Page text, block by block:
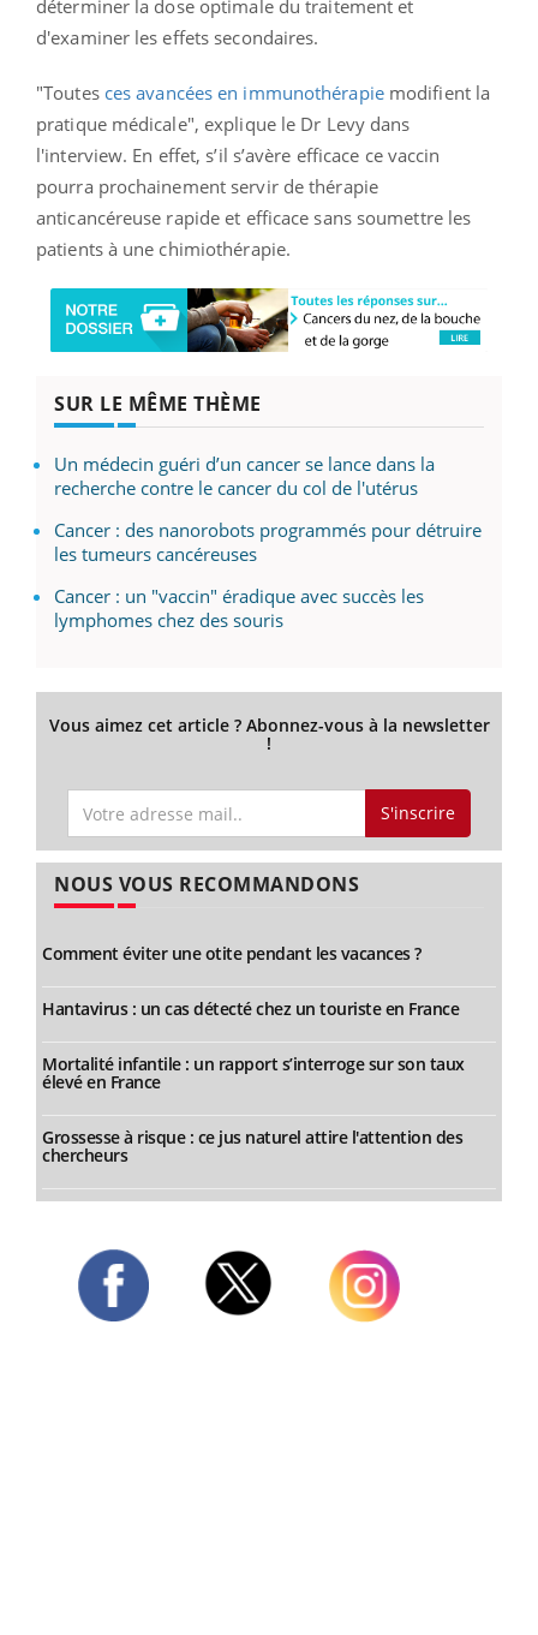
déterminer la dose optimale du traitement et
d'examiner les effets secondaires.
"Toutes ces avancées en immunothérapiemodifient la
pratique médicale", explique le Dr Levy dans
l'interview. En effet, s’il s’avère efficace ce vaccin
pourra prochainement servir de thérapie
anticancéreuse rapide et efficace sans soumettre les
patients à une chimiothérapie.
SUR LE MÊME THÈME
Un médecin guéri d’un cancer se lance dans la
recherche contre le cancer du col de l'utérus
Cancer : des nanorobots programmés pour détruire
les tumeurs cancéreuses
Cancer : un "vaccin" éradique avec succès les
lymphomes chez des souris
Vous aimez cet article ? Abonnez-vous à la newsletter
!
S'inscrire
NOUS VOUS RECOMMANDONS
Comment éviter une otite pendant les vacances ?
Hantavirus : un cas détecté chez un touriste en France
Mortalité infantile : un rapport s’interroge sur son taux
élevé en France
Grossesse à risque : ce jus naturel attire l'attention des
chercheurs